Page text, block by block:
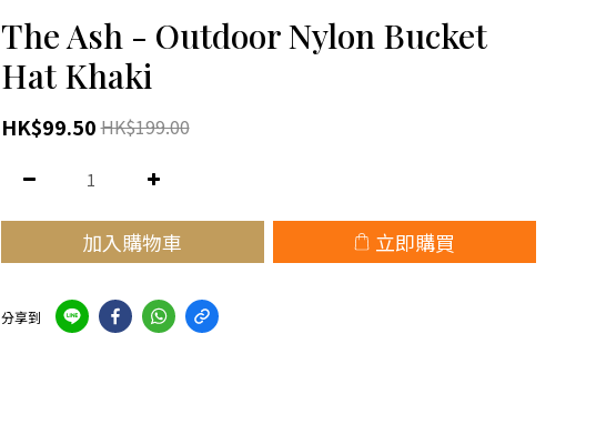
The Ash - Outdoor Nylon Bucket
Hat Khaki
HK$99.50HK$199.00
加入購物車 立即購買
分享到